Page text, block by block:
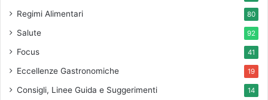
Regimi Alimentari 80
Salute 92
Focus 41
Eccellenze Gastronomiche 19
Consigli, Linee Guida e Suggerimenti 14